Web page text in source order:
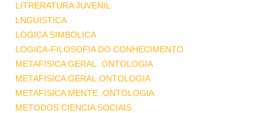
LITRERATURA JUVENIL
LNGUISTICA
LOGICA SIMBOLICA
LOGICA-FILOSOFIA DO CONHECIMENTO
METAFISICA GERAL. ONTOLOGIA
METAFISICA GERAL.ONTOLOGIA
METAFISICA MENTE .ONTOLOGIA
METODOS CIENCIA SOCIAIS